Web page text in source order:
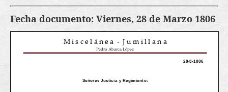
Fecha documento: Viernes, 28 de Marzo 1806